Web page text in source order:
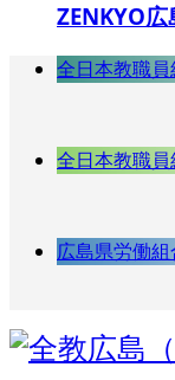
ZENKYO広
全日本教職員
全日本教職
広島県労働